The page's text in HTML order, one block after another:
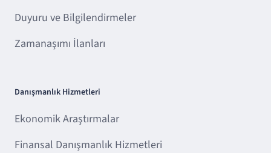
Duyuru ve Bilgilendirmeler
Zamanaşımı İlanları
Danışmanlık Hizmetleri
Ekonomik Araştırmalar
Finansal Danışmanlık Hizmetleri